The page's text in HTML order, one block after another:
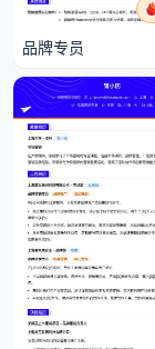
品牌专员